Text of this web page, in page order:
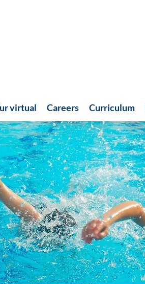
virtual Careers Curriculum